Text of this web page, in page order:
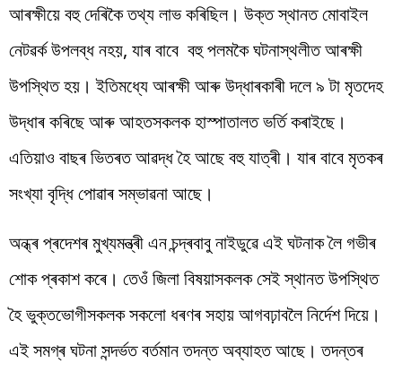
আৰক্ষীয়ে বহু দেৰিকৈ তথ্য লাভ কৰিছিল। উক্ত স্থানত মোবাইল
নেটৱৰ্ক উপলব্ধ নহয়, যাৰ বাবে বহু পলমকৈ ঘটনাস্থলীত আৰক্ষী
উপস্থিত হয়। ইতিমধ্যে আৰক্ষী আৰু উদ্ধাৰকাৰী দলে ৯ টা মৃতদেহ
উদ্ধাৰ কৰিছে আৰু আহতসকলক হাস্পাতালত ভৰ্তি কৰাইছে।
এতিয়াও বাছৰ ভিতৰত আৱদ্ধ হৈ আছে বহু যাত্ৰী। যাৰ বাবে মৃতকৰ
সংখ্যা বৃদ্ধি পোৱাৰ সম্ভাৱনা আছে।
অন্ধ্ৰ প্ৰদেশৰ মুখ্যমন্ত্ৰী এন চন্দ্ৰবাবু নাইডুৱে এই ঘটনাক লৈ গভীৰ
শোক প্ৰকাশ কৰে। তেওঁ জিলা বিষয়াসকলক সেই স্থানত উপস্থিত
হৈ ভুক্তভোগীসকলক সকলো ধৰণৰ সহায় আগবঢ়াবলৈ নিৰ্দেশ দিয়ে।
এই সমগ্ৰ ঘটনা সন্দৰ্ভত বৰ্তমান তদন্ত অব্যাহত আছে। তদন্তৰ